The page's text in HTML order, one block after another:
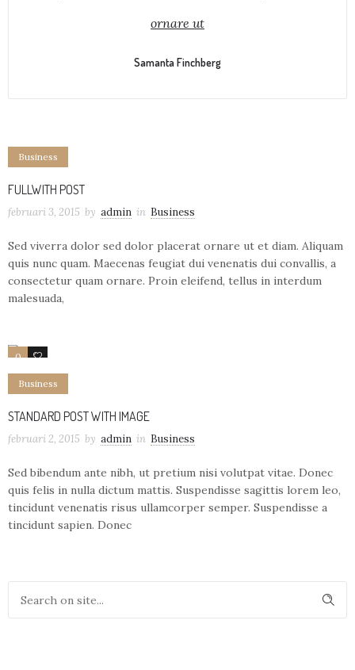
ornare ut
Samanta Finchberg
Business
FULLWITH POST
februari 3, 2015 by admin in Business
Sed viverra dolor sed dolor placerat ornare ut et diam. Aliquam
quis nunc quam. Maecenas feugiat dui venenatis dui convallis, a
consectetur quam ornare. Proin eleifend, tellus in interdum
malesuada,
0 10
Business
STANDARD POST WITH IMAGE
februari 2, 2015 by admin in Business
Sed bibendum ante nibh, ut pretium nisi volutpat vitae. Donec
quis felis in nulla dictum mattis. Suspendisse sagittis lorem leo,
tincidunt venenatis risus ullamcorper semper. Suspendisse a
tincidunt sapien. Donec